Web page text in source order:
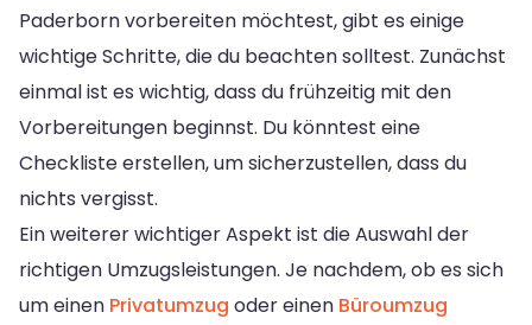
Paderborn vorbereiten möchtest, gibt es einige
wichtige Schritte, die du beachten solltest. Zunächst
einmal ist es wichtig, dass du frühzeitig mit den
Vorbereitungen beginnst. Du könntest eine
Checkliste erstellen, um sicherzustellen, dass du
nichts vergisst.
Ein weiterer wichtiger Aspekt ist die Auswahl der
richtigen Umzugsleistungen. Je nachdem, ob es sich
um einen Privatumzug oder einen Büroumzug